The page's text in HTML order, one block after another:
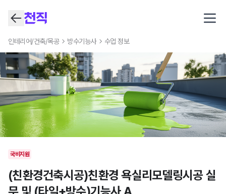
인테리어/건축/목공 방수기능사 수업 정보
국비지원
(친환경건축시공)친환경 욕실리모델링시공 실